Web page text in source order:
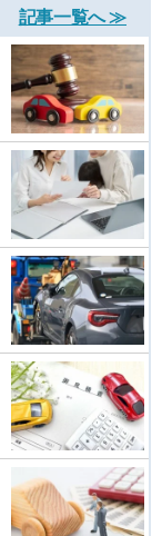
記事一覧へ ≫